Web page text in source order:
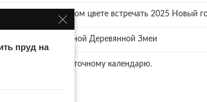
Что надеть? В каком цвете встречать 2025 Новый
отмечать год Зелёной Деревянной Змеи
2025 год по восточному календарю.
пруд на